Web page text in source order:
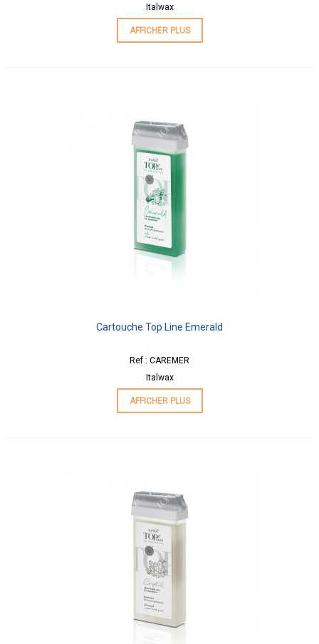
Italwax
AFFICHER PLUS
Cartouche Top Line Emerald
Ref : CAREMER
Italwax
AFFICHER PLUS